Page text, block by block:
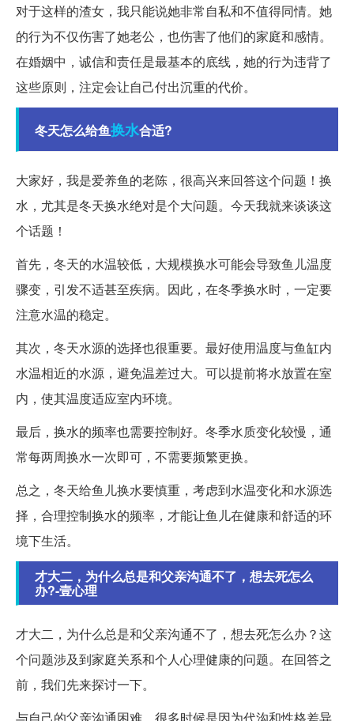
对于这样的渣女，我只能说她非常自私和不值得同情。她
的行为不仅伤害了她老公，也伤害了他们的家庭和感情。
在婚姻中，诚信和责任是最基本的底线，她的行为违背了
这些原则，注定会让自己付出沉重的代价。
冬天怎么给鱼换水合适?
大家好，我是爱养鱼的老陈，很高兴来回答这个问题！换
水，尤其是冬天换水绝对是个大问题。今天我就来谈谈这
个话题！
首先，冬天的水温较低，大规模换水可能会导致鱼儿温度
骤变，引发不适甚至疾病。因此，在冬季换水时，一定要
注意水温的稳定。
其次，冬天水源的选择也很重要。最好使用温度与鱼缸内
水温相近的水源，避免温差过大。可以提前将水放置在室
内，使其温度适应室内环境。
最后，换水的频率也需要控制好。冬季水质变化较慢，通
常每两周换水一次即可，不需要频繁更换。
总之，冬天给鱼儿换水要慎重，考虑到水温变化和水源选
择，合理控制换水的频率，才能让鱼儿在健康和舒适的环
境下生活。
才大二，为什么总是和父亲沟通不了，想去死怎么
办?-壹心理
才大二，为什么总是和父亲沟通不了，想去死怎么办？这
个问题涉及到家庭关系和个人心理健康的问题。在回答之
前，我们先来探讨一下。
与自己的父亲沟通困难，很多时候是因为代沟和性格差异